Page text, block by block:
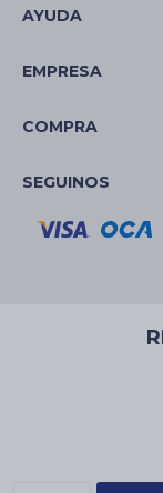
AYUDA
EMPRESA
COMPRA
SEGUINOS
© Copyright 2026 /